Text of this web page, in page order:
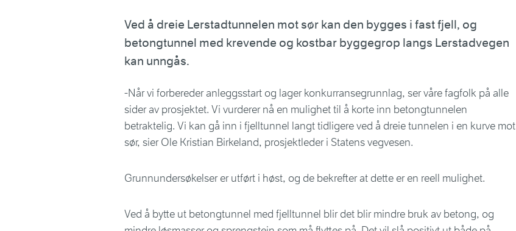
Ved å dreie Lerstadtunnelen mot sør kan den bygges i fast fjell, og
betongtunnel med krevende og kostbar byggegrop langs Lerstadvegen
kan unngås.
-Når vi forbereder anleggsstart og lager konkurransegrunnlag, ser våre fagfolk på alle
sider av prosjektet. Vi vurderer nå en mulighet til å korte inn betongtunnelen
betraktelig. Vi kan gå inn i fjelltunnel langt tidligere ved å dreie tunnelen i en kurve mot
sør, sier Ole Kristian Birkeland, prosjektleder i Statens vegvesen.
Grunnundersøkelser er utført i høst, og de bekrefter at dette er en reell mulighet.
Ved å bytte ut betongtunnel med fjelltunnel blir det blir mindre bruk av betong, og